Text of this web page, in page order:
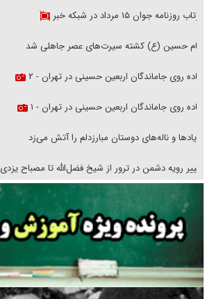
بازتاب روزنامه جوان ۱۵ مرداد در شبکه خبر
امام حسین (ع) کشته سیرت‌های عصر جاهلی شد
پیاده روی جاماندگان اربعین حسینی در تهران - ۲
پیاده روی جاماندگان اربعین حسینی در تهران - ۱
فریاد‌ها و ناله‌های دوستان مبارزدلم را آتش می‌زد
تغییر رویه دشمن در ترور از شیخ فضل‌الله تا مصباح یزدی
خرید قسطی اولش خنده و آخرش گریه است!
فوتبال و آن «بالا»!
راهبرد غافلگیری با نسل جدید پهپاد‌ها
جنجال پزشکان تقلبی در صنعت زیبایی